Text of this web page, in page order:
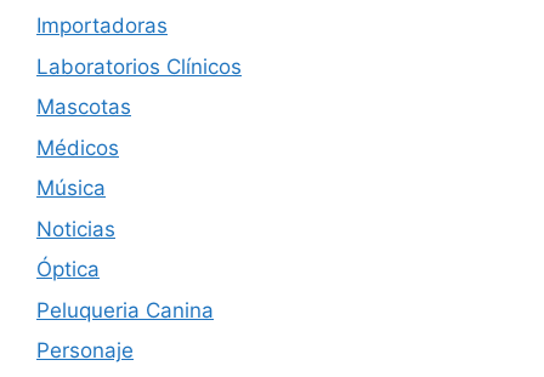
Importadoras
Laboratorios Clínicos
Mascotas
Médicos
Música
Noticias
Óptica
Peluqueria Canina
Personaje